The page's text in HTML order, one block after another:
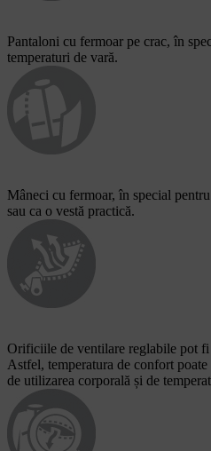
Pantaloni cu fermoar pe crac, în
temperaturi de vară.
Mâneci cu fermoar, în special
sau ca o vestă practică.
Orificiile de ventilare reglabile pot fi
Astfel, temperatura de confort
de utilizarea corporală și de